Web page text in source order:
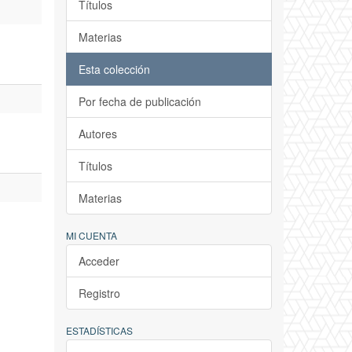
Títulos
Materias
Esta colección
Por fecha de publicación
Autores
Títulos
Materias
MI CUENTA
Acceder
Registro
ESTADÍSTICAS